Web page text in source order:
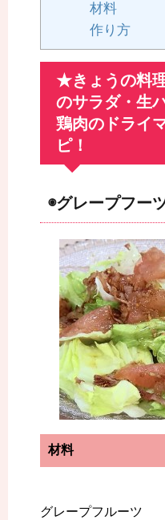
材料
作り方
★きょうの料
のサラダ・生
鶏肉のドライ
ピ！
◉グレープフー
材料
グレープフルーツ